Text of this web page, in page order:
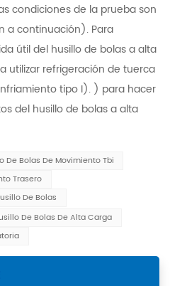
condiciones de la prueba son
a continuación). Para
útil del husillo de bolas a alta
utilizar refrigeración de tuerca
tipo I). ) para hacer
del husillo de bolas a alta
De Bolas De Movimiento Tbi
Trasero
De Bolas
De Bolas De Alta Carga